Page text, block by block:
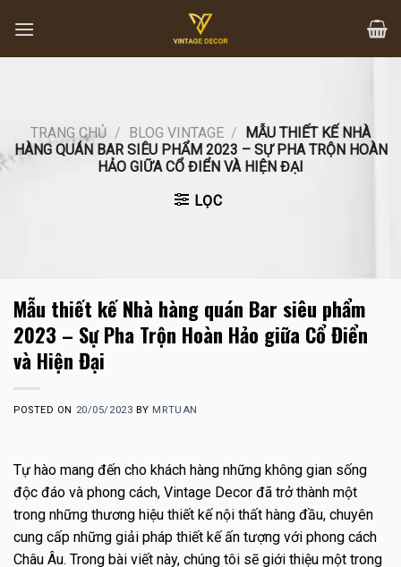
content
TRANG CHỦ / BLOG VINTAGE /
MẪU THIẾT KẾ NHÀ
HÀNG QUÁN BAR SIÊU PHẨM 2023 – SỰ PHA TRỘN HOÀN
HẢO GIỮA CỔ ĐIỂN VÀ HIỆN ĐẠI
LỌC
Mẫu thiết kế Nhà hàng quán Bar siêu phẩm
2023 – Sự Pha Trộn Hoàn Hảo giữa Cổ Điển
và Hiện Đại
POSTED ON 20/05/2023 BY MRTUAN
Tự hào mang đến cho khách hàng những không gian sống
độc đáo và phong cách, Vintage Decor đã trở thành một
trong những thương hiệu thiết kế nội thất hàng đầu, chuyên
cung cấp những giải pháp thiết kế ấn tượng với phong cách
Châu Âu. Trong bài viết này, chúng tôi sẽ giới thiệu một trong